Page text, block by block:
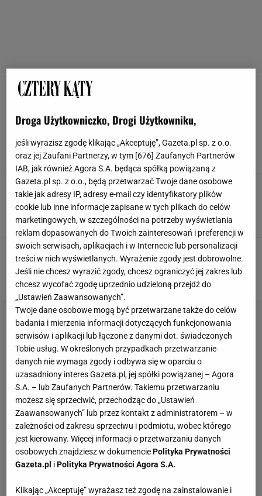
FENG SHUI
Kolory feng shui. Czym są i jak z nich
domu
DOM FENG SHUI JAKI KOLOR DO SYPIALNI KOLORY
Harmonijna kuchnia utrzymana w czystości. Te
zasady wprowadzą ład i porządek
ARANŻACJA KUCHNI FENG SHUI JAK URZĄDZIĆ KUCHNIĘ
KUCHNIA
Jak zaprojektować najlepszą sypialnię? Te
zasady Feng Shui to podstawa. Sen nigdy nie
był tak spokojny
FENG SHUI PORADNIK PROJEKTOWANIE WNĘTRZ SYPIALNIA
Droga Użytkowniczko, Drogi Użytkowniku,
jeśli wyrazisz zgodę klikając „Akceptuję”, Gazeta.pl sp. z o.o.
oraz jej Zaufani Partnerzy, w tym [676] Zaufanych Partnerów
IAB, jak również Agora S.A. będąca spółką powiązaną z
Gazeta.pl sp. z o.o., będą przetwarzać Twoje dane osobowe
takie jak adresy IP, adresy e-mail czy identyfikatory plików
cookie lub inne informacje zapisane w tych plikach do celów
marketingowych, w szczególności na potrzeby wyświetlania
reklam dopasowanych do Twoich zainteresowań i preferencji w
swoich serwisach, aplikacjach i w Internecie lub personalizacji
treści w nich wyświetlanych. Wyrażenie zgody jest dobrowolne.
Jeśli nie chcesz wyrazić zgody, chcesz ograniczyć jej zakres lub
chcesz wycofać zgodę uprzednio udzieloną przejdź do
„Ustawień Zaawansowanych”.
Twoje dane osobowe mogą być przetwarzane także do celów
badania i mierzenia informacji dotyczących funkcjonowania
serwisów i aplikacji lub łączone z danymi dot. świadczonych
Tobie usług. W określonych przypadkach przetwarzanie
danych nie wymaga zgody i odbywa się w oparciu o
uzasadniony interes Gazeta.pl, jej spółki powiązanej – Agora
S.A. – lub Zaufanych Partnerów. Takiemu przetwarzaniu
możesz się sprzeciwić, przechodząc do „Ustawień
Zaawansowanych” lub przez kontakt z administratorem – w
zależności od zakresu sprzeciwu i podmiotu, wobec którego
jest kierowany. Więcej informacji o przetwarzaniu danych
osobowych znajdziesz w dokumenciePolityka Prywatności
Gazeta.pl iPolityka Prywatności Agora S.A.
Klikając „Akceptuję” wyrażasz też zgodę na zainstalowanie i